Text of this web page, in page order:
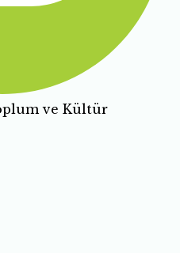
ve Kültür